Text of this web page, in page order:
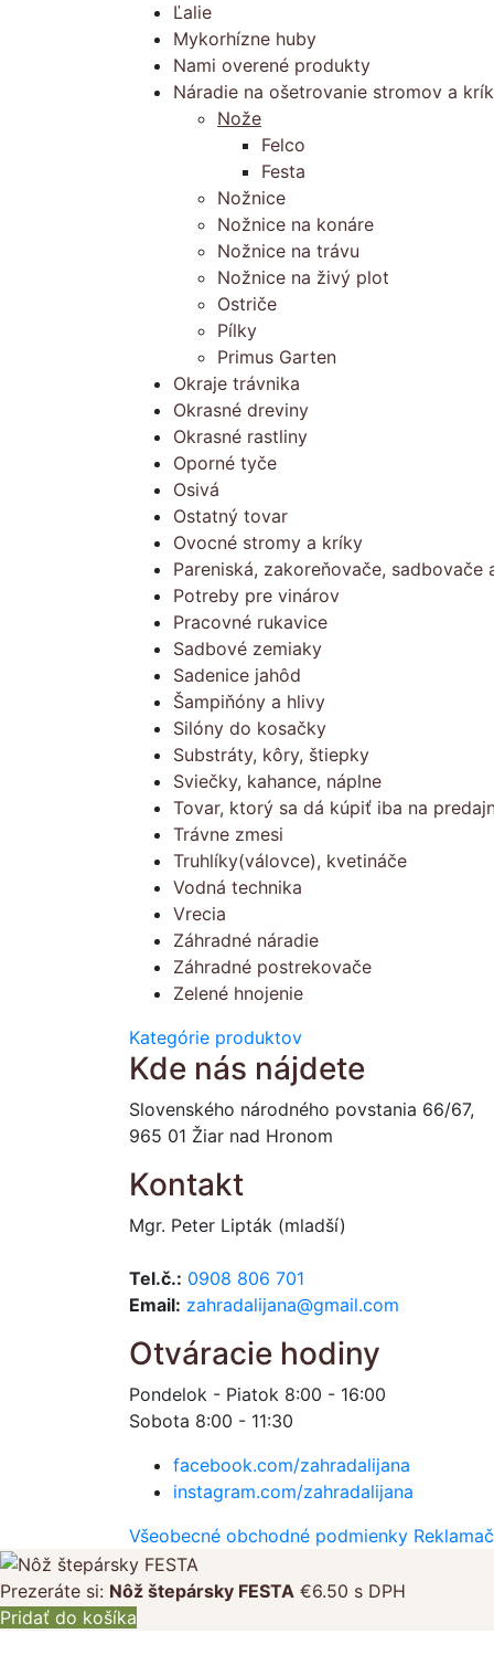
Ľalie
Mykorhízne huby
Nami overené produkty
Náradie na ošetrovanie stromov a
Nože
Felco
Festa
Nožnice
Nožnice na konáre
Nožnice na trávu
Nožnice na živý plot
Ostriče
Pílky
Primus Garten
Okraje trávnika
Okrasné dreviny
Okrasné rastliny
Oporné tyče
Osivá
Ostatný tovar
Ovocné stromy a kríky
Pareniská, zakoreňovače, sadbovače
Potreby pre vinárov
Pracovné rukavice
Sadbové zemiaky
Sadenice jahôd
Šampiňóny a hlivy
Silóny do kosačky
Substráty, kôry, štiepky
Sviečky, kahance, náplne
Tovar, ktorý sa dá kúpiť iba na
Trávne zmesi
Truhlíky(válovce), kvetináče
Vodná technika
Vrecia
Záhradné náradie
Záhradné postrekovače
Zelené hnojenie
Kategórie produktov
Kde nás nájdete
Slovenského národného povstania 66/67,
965 01 Žiar nad Hronom
Kontakt
Mgr. Peter Lipták (mladší)
Tel.č.: 0908 806 701
Email: zahradalijana@gmail.com
Otváracie hodiny
Pondelok - Piatok 8:00 - 16:00
Sobota 8:00 - 11:30
facebook.com/zahradalijana
instagram.com/zahradalijana
Všeobecné obchodné podmienky
Prezeráte si: Nôž štepársky FESTA €6.50 s DPH
Pridať do košíka